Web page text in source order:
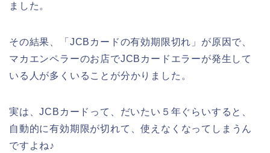
ました。
その結果、「JCBカードの有効期限切れ」が原因で、
マカエンペラーのお店でJCBカードエラーが発生して
いる人が多くいることが分かりました。
実は、JCBカードって、だいたい５年ぐらいすると、
自動的に有効期限が切れて、使えなくなってしまうん
ですよね♪